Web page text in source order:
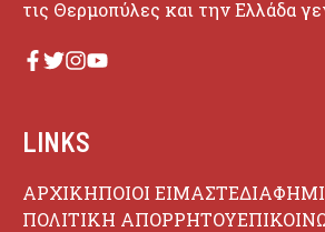
τις Θερμοπύλες και την Ελλάδα
LINKS
ΑΡΧΙΚΗΠΟΙΟΙ ΕΙΜΑΣΤΕ
ΠΟΛΙΤΙΚΗ ΑΠΟΡΡΗΤΟΥ